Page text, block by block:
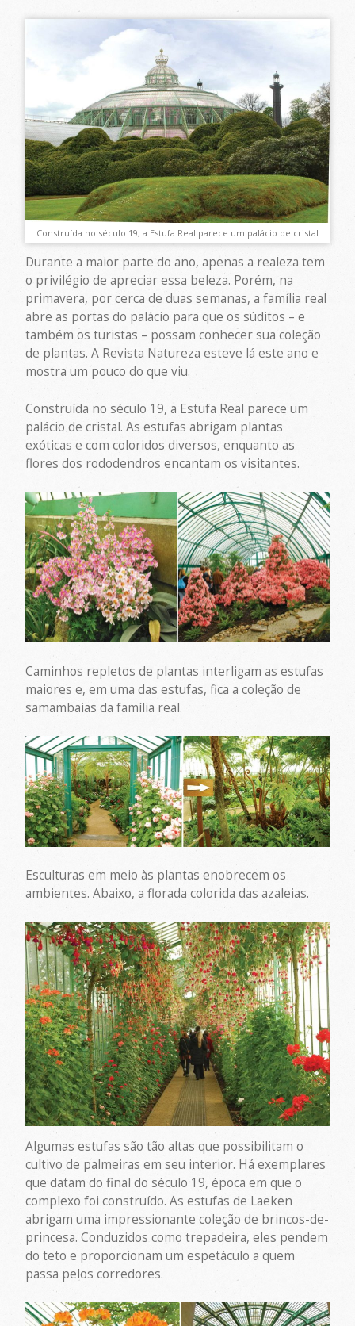
Construída no século 19, a Estufa Real parece um palácio de cristal
Durante a maior parte do ano, apenas a realeza tem
o privilégio de apreciar essa beleza. Porém, na
primavera, por cerca de duas semanas, a família real
abre as portas do palácio para que os súditos – e
também os turistas – possam conhecer sua coleção
de plantas. A Revista Natureza esteve lá este ano e
mostra um pouco do que viu.
Construída no século 19, a Estufa Real parece um
palácio de cristal. As estufas abrigam plantas
exóticas e com coloridos diversos, enquanto as
flores dos rododendros encantam os visitantes.
Caminhos repletos de plantas interligam as estufas
maiores e, em uma das estufas, fica a coleção de
samambaias da família real.
Esculturas em meio às plantas enobrecem os
ambientes. Abaixo, a florada colorida das azaleias.
Algumas estufas são tão altas que possibilitam o
cultivo de palmeiras em seu interior. Há exemplares
que datam do final do século 19, época em que o
complexo foi construído. As estufas de Laeken
abrigam uma impressionante coleção de brincos-de-
princesa. Conduzidos como trepadeira, eles pendem
do teto e proporcionam um espetáculo a quem
passa pelos corredores.